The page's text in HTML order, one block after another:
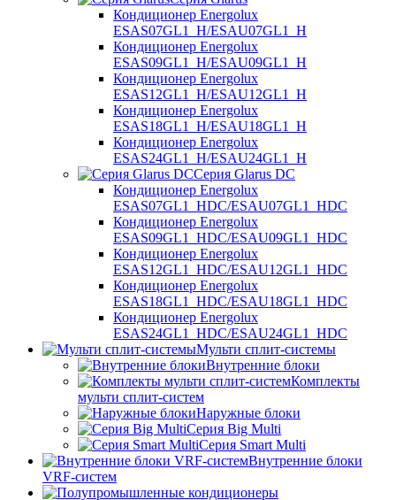
Кондиционер Energolux
ESAS07GL1_H/ESAU07GL1_H
Кондиционер Energolux
ESAS09GL1_H/ESAU09GL1_H
Кондиционер Energolux
ESAS12GL1_H/ESAU12GL1_H
Кондиционер Energolux
ESAS18GL1_H/ESAU18GL1_H
Кондиционер Energolux
ESAS24GL1_H/ESAU24GL1_H
Серия Glarus DC
Кондиционер Energolux
ESAS07GL1_HDC/ESAU07GL1_HDC
Кондиционер Energolux
ESAS09GL1_HDC/ESAU09GL1_HDC
Кондиционер Energolux
ESAS12GL1_HDC/ESAU12GL1_HDC
Кондиционер Energolux
ESAS18GL1_HDC/ESAU18GL1_HDC
Кондиционер Energolux
ESAS24GL1_HDC/ESAU24GL1_HDC
Мульти сплит-системы
Внутренние блоки
Комплекты
мульти сплит-систем
Наружные блоки
Серия Big Multi
Серия Smart Multi
Внутренние блоки
VRF-систем